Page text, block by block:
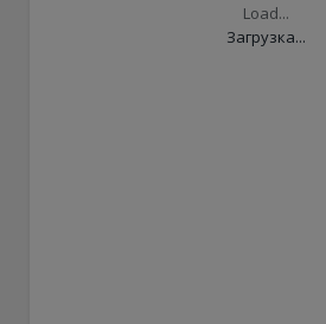
Load...
Загрузка...